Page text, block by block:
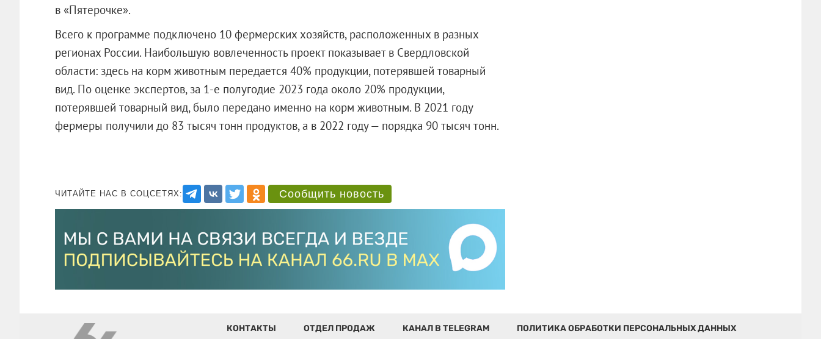
в «Пятерочке».
Всего к программе подключено 10 фермерских хозяйств, расположенных в разных
регионах России. Наибольшую вовлеченность проект показывает в Свердловской
области: здесь на корм животным передается 40% продукции, потерявшей товарный
вид. По оценке экспертов, за 1-е полугодие 2023 года около 20% продукции,
потерявшей товарный вид, было передано именно на корм животным. В 2021 году
фермеры получили до 83 тысяч тонн продуктов, а в 2022 году — порядка 90 тысяч тонн.
ЧИТАЙТЕ НАС В СОЦСЕТЯХ: Сообщить новость
КОНТАКТЫ ОТДЕЛ ПРОДАЖ КАНАЛ В TELEGRAM ПОЛИТИКА ОБРАБОТКИ ПЕРСОНАЛЬНЫХ ДАННЫХ